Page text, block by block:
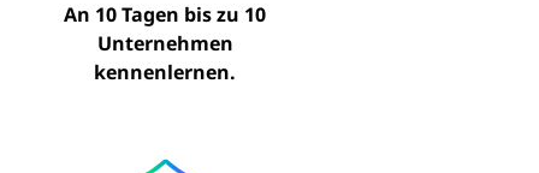
An 10 Tagen bis zu 10
Unternehmen
kennenlernen.